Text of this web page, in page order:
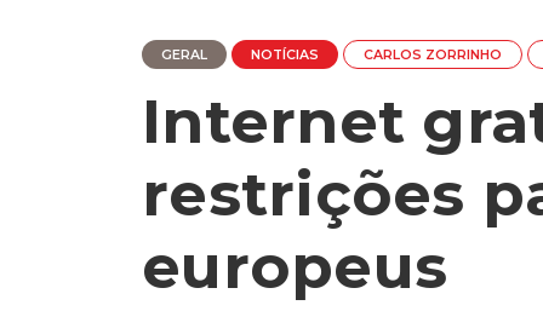
GERAL NOTÍCIAS CARLOS ZORRINHO
Internet
restrições
europeus